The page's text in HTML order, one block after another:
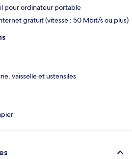
pour ordinateur portable
gratuit (vitesse : 50 Mbit/s ou plus)
vaisselle et ustensiles